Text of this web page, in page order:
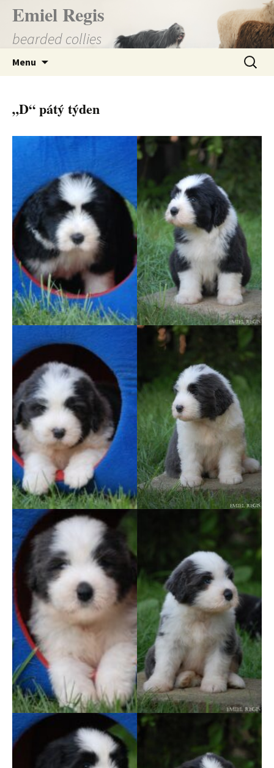
Přejít
obsahu
Emiel Regis
bearded collies
Menu
„D“ pátý týden